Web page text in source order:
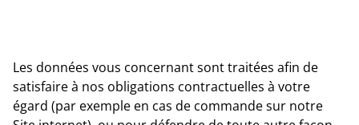
Les données vous concernant sont traitées afin de
satisfaire à nos obligations contractuelles à votre
égard (par exemple en cas de commande sur notre